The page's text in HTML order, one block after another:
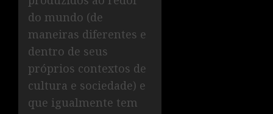
do mundo (de
maneiras diferentes e
dentro de seus
próprios contextos de
cultura e sociedade) e
que igualmente tem